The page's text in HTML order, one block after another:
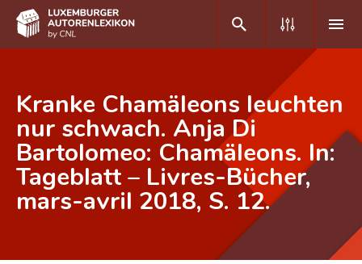
DE FR
Home
Autor(inn)en A-Z
Erweiterte Suche
Kranke Chamäleons leuchten
nur schwach. Anja Di
Bartolomeo: Chamäleons. In:
Tageblatt – Livres-Bücher,
mars-avril 2018, S. 12.